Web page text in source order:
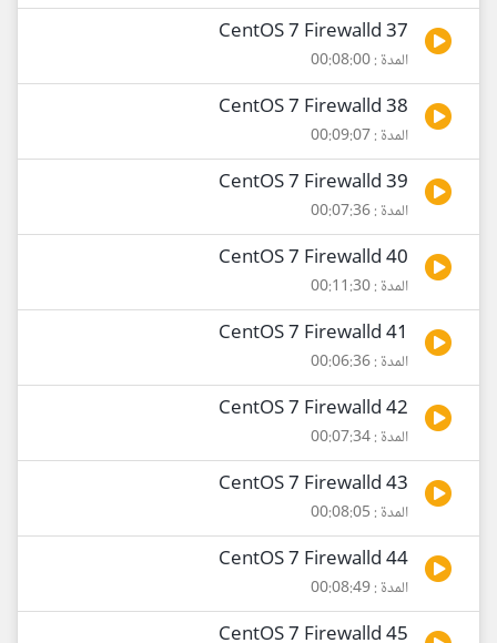
37 CentOS 7 Firewalld
المدة : 00:08:00
38 CentOS 7 Firewalld
المدة : 00:09:07
39 CentOS 7 Firewalld
المدة : 00:07:36
40 CentOS 7 Firewalld
المدة : 00:11:30
41 CentOS 7 Firewalld
المدة : 00:06:36
42 CentOS 7 Firewalld
المدة : 00:07:34
43 CentOS 7 Firewalld
المدة : 00:08:05
44 CentOS 7 Firewalld
المدة : 00:08:49
45 CentOS 7 Firewalld